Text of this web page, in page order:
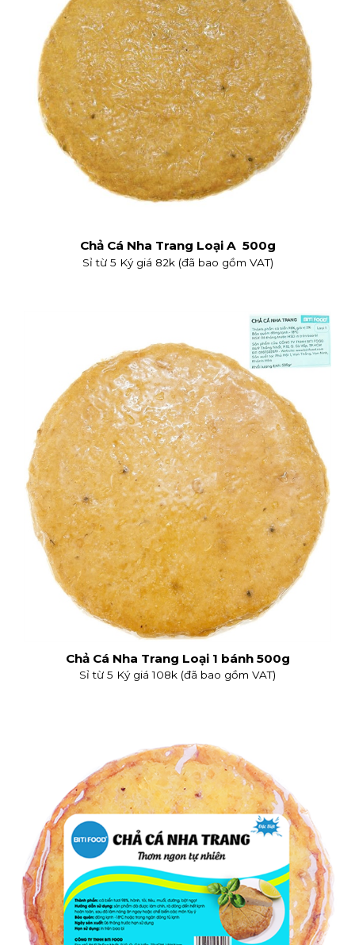
Chả Cá Nha Trang Loại A 500g
Sỉ từ 5 Ký giá 82k (đã bao gồm VAT)
Chả Cá Nha Trang Loại 1 bánh 500g
Sỉ từ 5 Ký giá 108k (đã bao gồm VAT)